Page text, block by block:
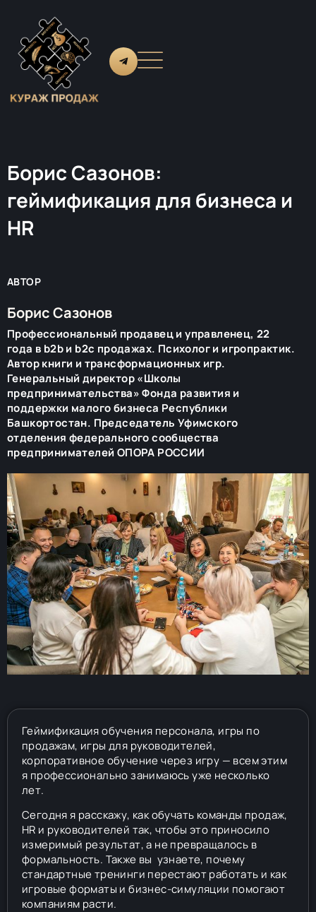
Борис Сазонов:
геймификация для бизнеса и
HR
АВТОР
Борис Сазонов
Профессиональный продавец и управленец, 22
года в b2b и b2c продажах. Психолог и игропрактик.
Автор книги и трансформационных игр.
Генеральный директор «Школы
предпринимательства» Фонда развития и
поддержки малого бизнеса Республики
Башкортостан. Председатель Уфимского
отделения федерального сообщества
предпринимателей ОПОРА РОССИИ
Геймификация обучения персонала, игры по
продажам, игры для руководителей,
корпоративное обучение через игру — всем этим
я профессионально занимаюсь уже несколько
лет.
Сегодня я расскажу, как обучать команды продаж,
HR и руководителей так, чтобы это приносило
измеримый результат, а не превращалось в
формальность. Также вы узнаете, почему
стандартные тренинги перестают работать и как
игровые форматы и бизнес-симуляции помогают
компаниям расти.